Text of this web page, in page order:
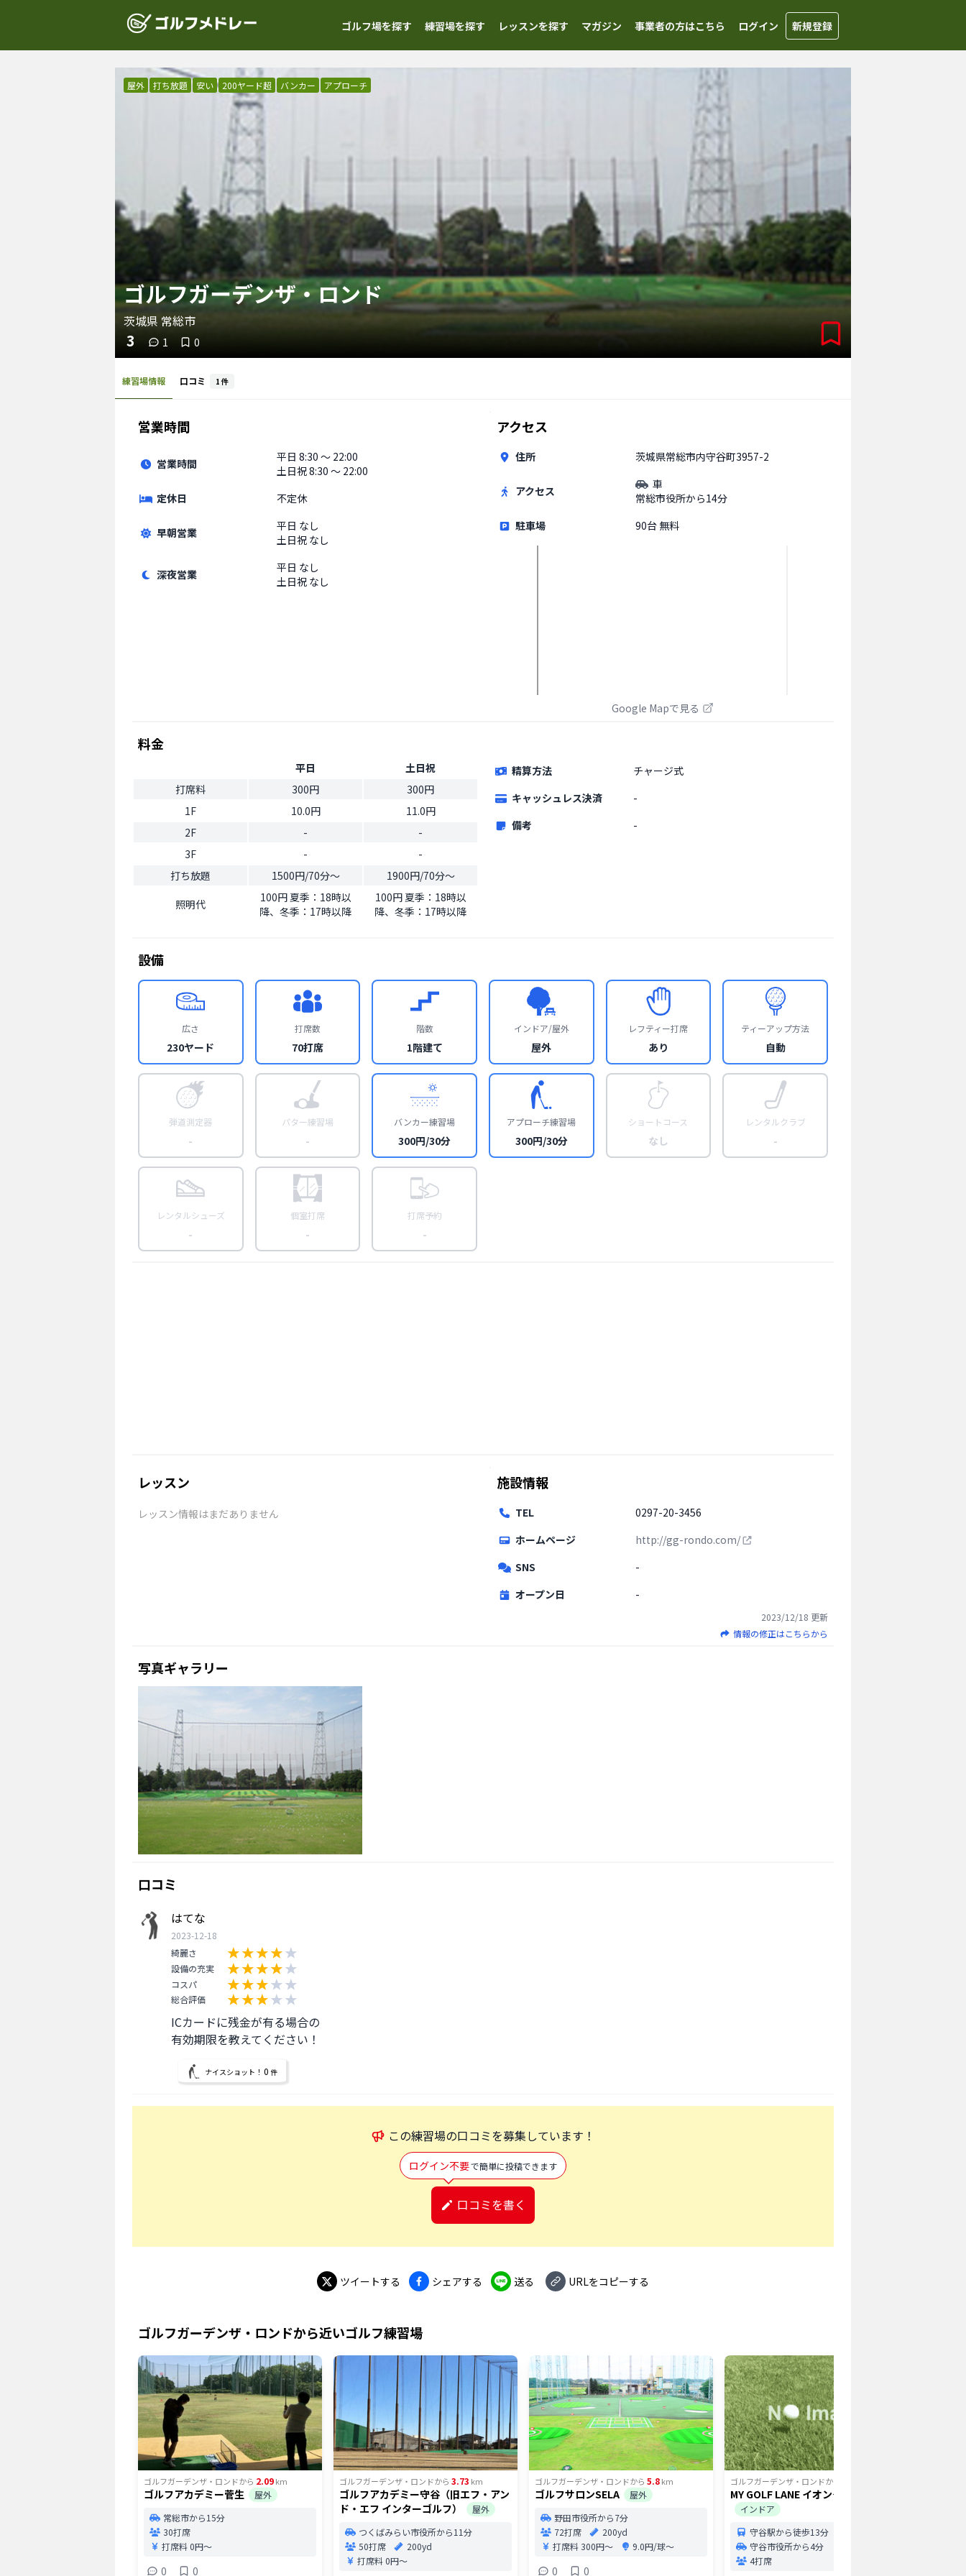
ゴルフ場を探す 練習場を探す レッスンを探す マガジン 事業者の方はこちら ログイン 新規登録
屋外 打ち放題 安い 200ヤード超 バンカー アプローチ
ゴルフガーデンザ・ロンド
茨城県 常総市
3 1 0
練習場情報 口コミ 1 件
営業時間
営業時間 平日 8:30 〜 22:00
土日祝8:30 〜 22:00
定休日
不定休
早朝営業 平日 なし
土日祝 なし
深夜営業 平日 なし
土日祝 なし
アクセス
住所 茨城県常総市内守谷町3957-2
アクセス
車
常総市役所から14分
駐車場
90台 無料
Google Mapで見る
料金
平日
土日祝
打席料
300円
300円
1F
10.0円
11.0円
2F
-
-
3F
-
-
打ち放題
1500円/70分〜
1900円/70分〜
照明代
100円 夏季：18時以
降、冬季：17時以降
100円 夏季：18時以
降、冬季：17時以降
精算方法
チャージ式
キャッシュレス決済
-
備考
-
設備
広さ
230ヤード
打席数
70打席
階数
1階建て
インドア/屋外
屋外
レフティー打席
あり
ティーアップ方法
自動
弾道測定器
-
パター練習場
-
バンカー練習場
300円/30分
アプローチ練習場
300円/30分
ショートコース
なし
レンタルクラブ
-
レンタルシューズ
-
個室打席
-
打席予約
-
レッスン
レッスン情報はまだありません
施設情報
TEL
0297-20-3456
ホームページ
http://gg-rondo.com/
SNS
-
オープン日
-
2023/12/18 更新
情報の修正はこちらから
写真ギャラリー
口コミ
はてな
2023-12-18
綺麗さ
設備の充実
コスパ
総合評価
ICカードに残金が有る場合の
有効期限を教えてください！
ナイスショット！ 0 件
この練習場の口コミを募集しています！
ログイン不要で簡単に投稿できます
口コミを書く
ツイートする シェアする 送る URLをコピーする
ゴルフガーデンザ・ロンドから近いゴルフ練習場
ゴルフガーデンザ・ロンドから 2.09km
ゴルフアカデミー菅生
屋外
常総市から15分
30打席
打席料0円〜
0 0
ゴルフガーデンザ・ロンドから 3.73 km
ゴルフアカデミー守谷（旧エフ・アン
ド・エフ インターゴルフ）
屋外
つくばみらい市役所から11分
50打席
200yd
打席料0円〜
ゴルフガーデンザ・ロンドから 5.8km
ゴルフサロンSELA
屋外
野田市役所から7分
72打席
200yd
打席料300円〜 9.0円/球〜
0 0
ゴルフガーデンザ・ロンドから
MY GOLF LANE イオンタウン守谷店
インドア
守谷駅から徒歩13分
守谷市役所から4分
4打席